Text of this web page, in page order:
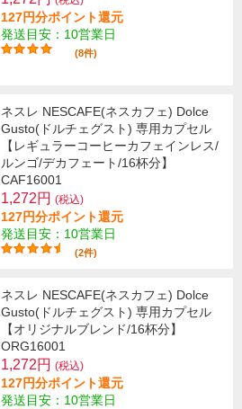
127円分ポイント還元
発送目安：10営業日
(8件)
ネスレ NESCAFE(ネスカフェ) Dolce
Gusto(ドルチェグスト) 専用カプセル
【レギュラーコーヒーカフェインレス/
ルンゴ/デカフェート/16杯分】
CAF16001
1,272円 (税込)
127円分ポイント還元
発送目安：10営業日
(2件)
ネスレ NESCAFE(ネスカフェ) Dolce
Gusto(ドルチェグスト) 専用カプセル
【オリジナルブレンド/16杯分】
ORG16001
1,272円 (税込)
127円分ポイント還元
発送目安：10営業日